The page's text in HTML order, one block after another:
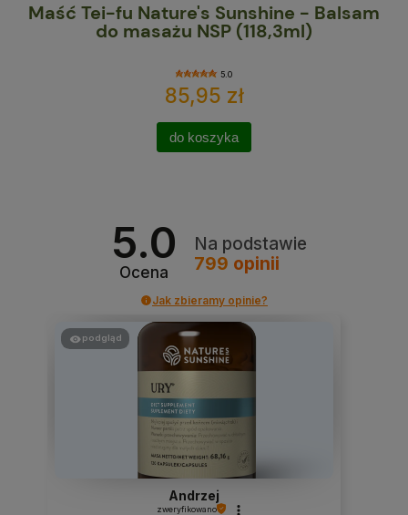
Maść Tei-fu Nature's Sunshine - Balsam
do masażu NSP (118,3ml)
5.0
85,95 zł
do koszyka
5.0
Ocena
Na podstawie
799 opinii
Jak zbieramy opinie?
podgląd
Andrzej
zweryfikowano